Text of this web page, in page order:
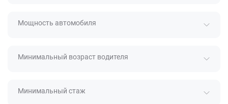
Мощность автомобиля
Минимальный возраст водителя
Минимальный стаж